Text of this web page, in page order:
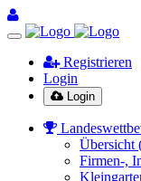
Registrieren
Login
Login
Übersicht
Firmen-,